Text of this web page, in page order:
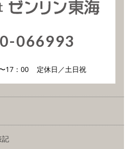
066993
17：00 定休日／土日祝
記